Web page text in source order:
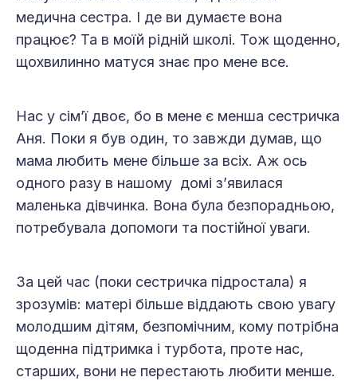
медична сестра. І де ви думаєте вона
працює? Та в моїй рідній школі. Тож щоденно,
щохвилинно матуся знає про мене все.
Нас у сім’ї двоє, бо в мене є менша сестричка
Аня. Поки я був один, то завжди думав, що
мама любить мене більше за всіх. Аж ось
одного разу в нашому домі з’явилася
маленька дівчинка. Вона була безпорадньою,
потребувала допомоги та постійної уваги.
За цей час (поки сестричка підростала) я
зрозумів: матері більше віддають свою увагу
молодшим дітям, безпомічним, кому потрібна
щоденна підтримка і турбота, проте нас,
старших, вони не перестають любити менше.